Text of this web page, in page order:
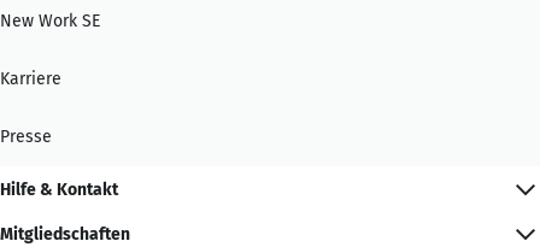
New Work SE
Karriere
Presse
Hilfe & Kontakt
Mitgliedschaften